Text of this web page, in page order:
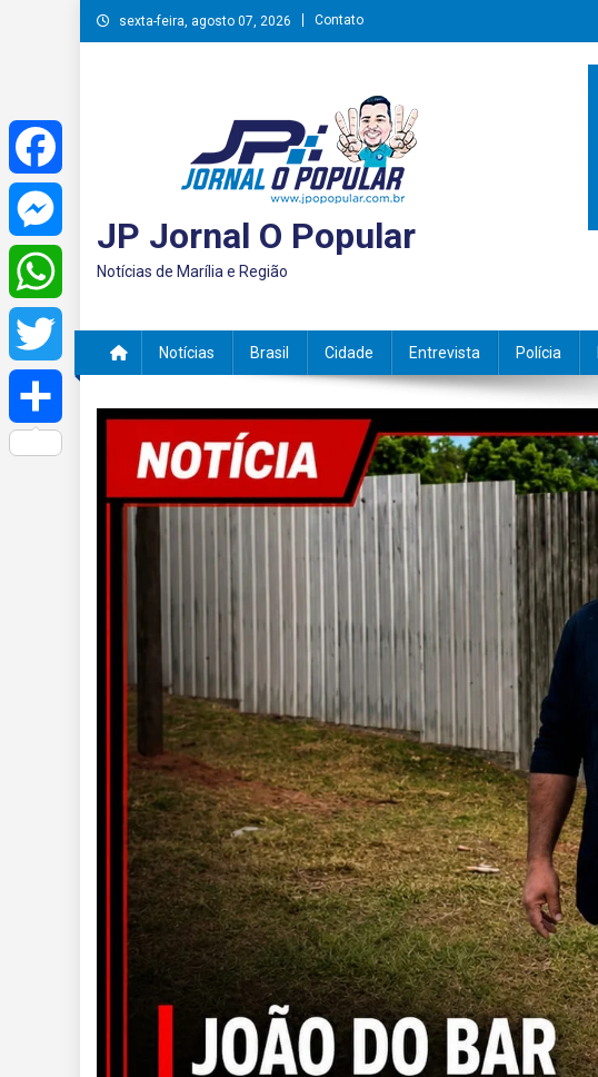
Skip
to
sexta-feira, agosto 07, 2026 Contato
JP Jornal O Popular
Notícias de Marília e Região
Notícias Brasil Cidade Entrevista Polícia
Facebook
Messenger
WhatsApp
Twitter
Share